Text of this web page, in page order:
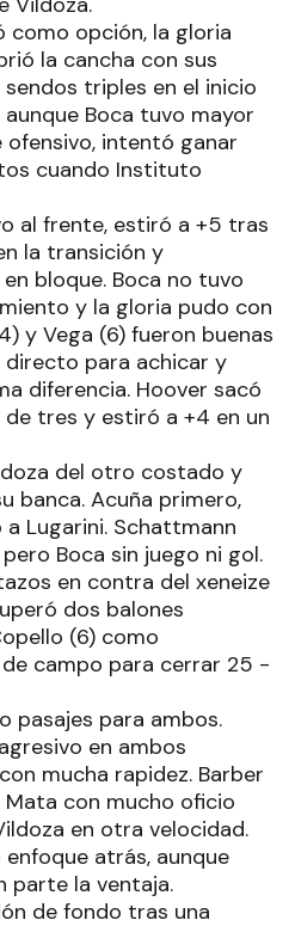
como opción, la gloria
la cancha con sus
triples en el inicio
Boca tuvo mayor
intentó ganar
cuando Instituto
al frente, estiró a +5 tras
la transición y
bloque. Boca no tuvo
y la gloria pudo con
y Vega (6) fueron buenas
para achicar y
diferencia. Hoover sacó
tres y estiró a +4 en un
del otro costado y
banca. Acuña primero,
Lugarini. Schattmann
Boca sin juego ni gol.
en contra del xeneize
dos balones
(6) como
campo para cerrar 25 -
pasajes para ambos.
en ambos
mucha rapidez. Barber
Mata con mucho oficio
en otra velocidad.
atrás, aunque
parte la ventaja.
de fondo tras una